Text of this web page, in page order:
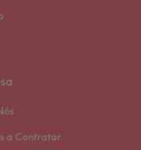
a Contratar